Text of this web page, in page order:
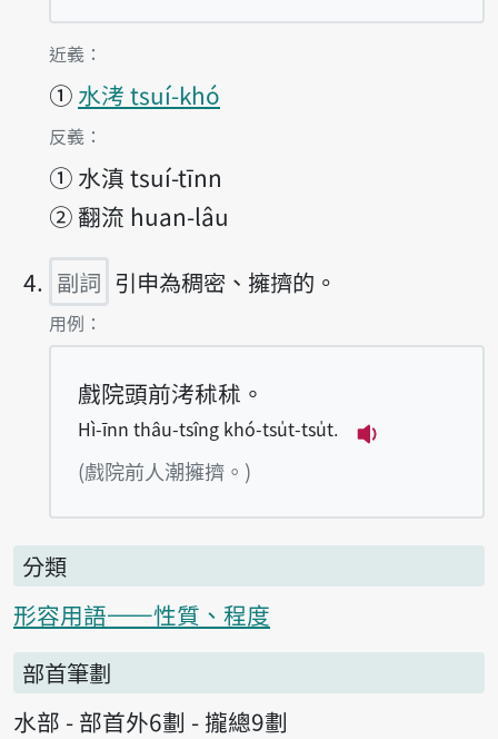
第3項釋義的
近義：
① 水洘 tsuí-khó
第3項釋義的
反義：
① 水滇 tsuí-tīnn
②翻流 huan-lâu
副詞 引申為稠密、擁擠的。
第4項釋義的
用例：
戲院頭前洘秫秫。
Hì-īnn thâu-tsîng khó-tsu̍t-tsu̍t.
(戲院前人潮擁擠。)
分類
形容用語——性質、程度
部首筆劃
水部 - 部首外6劃 - 攏總9劃